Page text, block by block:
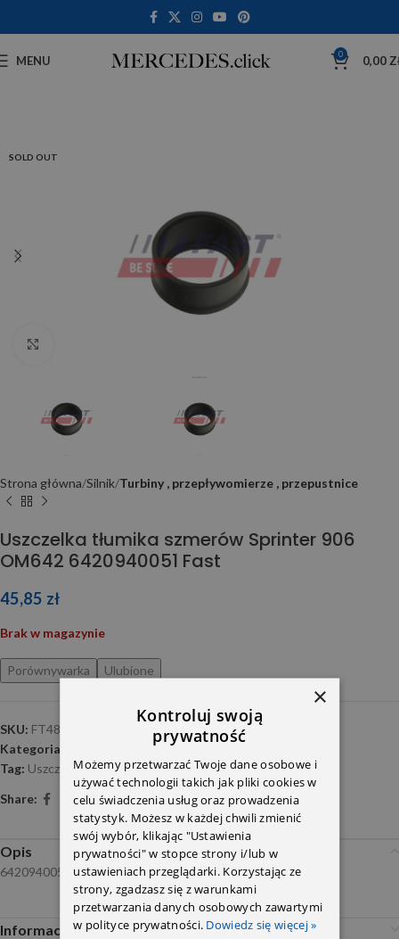
MENU 0 0,00
SOLD OUT
Strona główna Silnik Turbiny , przepływomierze , przepustnice
Uszczelka tłumika szmerów Sprinter 906
OM642 6420940051 Fast
45,85 zł
Brak w magazynie
Porównywarka Ulubione
SKU: FT48953
Kategoria:
Turbiny , przepływomierze , przepustnice
Tag: Uszczelnienia-OM642
Share:
Opis
6420940051 DR Motor
Informacje dodatkowe
×
Kontroluj swoją
prywatność
Możemy przetwarzać Twoje dane osobowe i
używać technologii takich jak pliki cookies w
celu świadczenia usług oraz prowadzenia
statystyk. Możesz w każdej chwili zmienić
swój wybór, klikając "Ustawienia
prywatności" w stopce strony i/lub w
ustawieniach przeglądarki. Korzystając ze
strony, zgadzasz się z warunkami
przetwarzania danych osobowych zawartymi
w polityce prywatności. Dowiedz się więcej »